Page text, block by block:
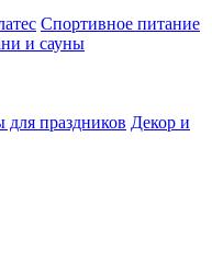
Спортивное питание
и сауны
для праздников Декор и